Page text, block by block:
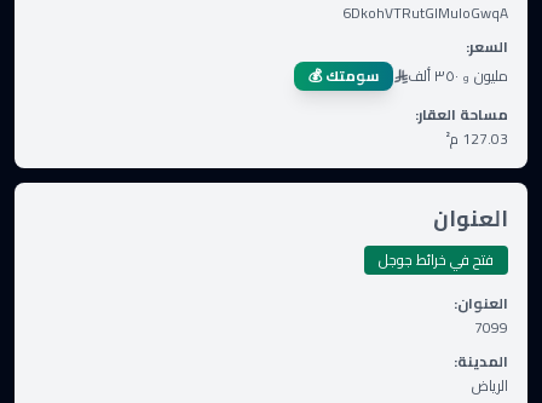
6DkohVTRutGIMuloGwqA
السعر:
مليون و ٣٥٠ ألف
سومتك 💰
مساحة العقار:
127.03 م²
العنوان
فتح في خرائط جوجل
العنوان:
7099
المدينة:
الرياض